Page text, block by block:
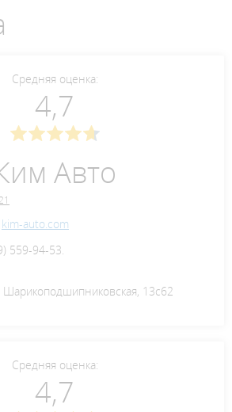
Средняя оценка:
4,7
Авто
kim-auto.com
559-94-53.
Шарикоподшипниковская, 13с62
Средняя оценка:
4,7